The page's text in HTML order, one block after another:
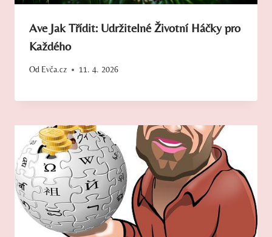
Ave Jak Třídit: Udržitelné Životní Háčky pro
Každého
Od Evča.cz 11. 4. 2026